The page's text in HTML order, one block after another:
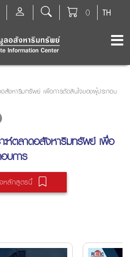
TH
0
อสังหาริมทรัพย์ เพื่อการตัดสินใจของผู้ประกอบ
ะห์ตลาดอสังหาริมทรัพย์ เพื่อ
บการ
หลักสูตรนี้